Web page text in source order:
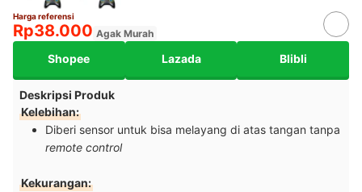
Harga referensi
Rp38.000 Agak Murah
Shopee Lazada Blibli
Deskripsi Produk
Kelebihan:
Diberi sensor untuk bisa melayang di atas tangan tanpa
remote control
Kekurangan: